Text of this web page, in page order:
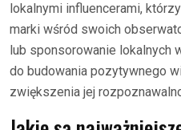
lokalnymi influencerami,
marki wśród swoich
lub sponsorowanie lokalnych
do budowania pozytywnego
zwiększenia jej